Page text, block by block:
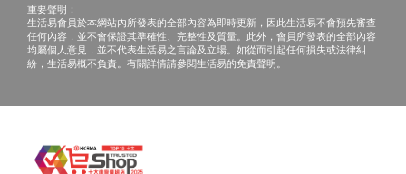
重要聲明：
生活易會員於本網站內所發表的全部內容為即時更新，因此生活易不會預先審查
任何內容，並不會保證其準確性、完整性及質量。此外，會員所發表的全部內容
均屬個人意見，並不代表生活易之言論及立場。如從而引起任何損失或法律糾
紛，生活易概不負責。有關詳情請參閱生活易的免責聲明。